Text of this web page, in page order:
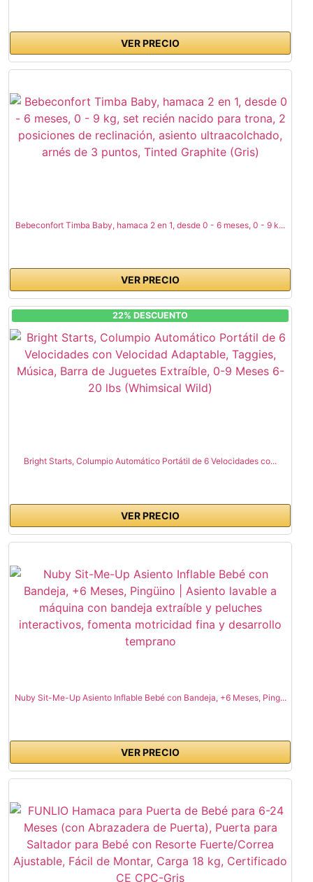
VER PRECIO
Bebeconfort Timba Baby, hamaca 2 en 1, desde 0 - 6 meses, 0 - 9 k...
VER PRECIO
22% DESCUENTO
Bright Starts, Columpio Automático Portátil de 6 Velocidades co...
VER PRECIO
Nuby Sit-Me-Up Asiento Inflable Bebé con Bandeja, +6 Meses, Ping...
VER PRECIO